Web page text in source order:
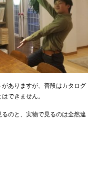
ありますが、普段はカタログ
できません。
のと、実物で見るのは全然違